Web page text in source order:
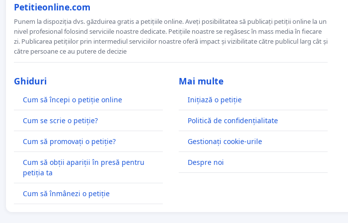
Petitieonline.com
Punem la dispoziția dvs. găzduirea gratis a petițiile online. Aveți posibilitatea să publicați petiții online la un
nivel profesional folosind serviciile noastre dedicate. Petițiile noastre se regăsesc în mass media în fiecare
zi. Publicarea petițiilor prin intermediul serviciilor noastre oferă impact și vizibilitate către publicul larg cât și
către persoane ce au putere de decizie
Ghiduri
Cum să începi o petiție online
Cum se scrie o petiție?
Cum să promovați o petiție?
Cum să obții apariții în presă pentru
petiția ta
Cum să înmânezi o petiție
Mai multe
Inițiază o petiție
Politică de confidențialitate
Gestionați cookie-urile
Despre noi